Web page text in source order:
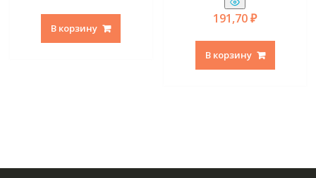
В корзину
191,70₽
В корзину